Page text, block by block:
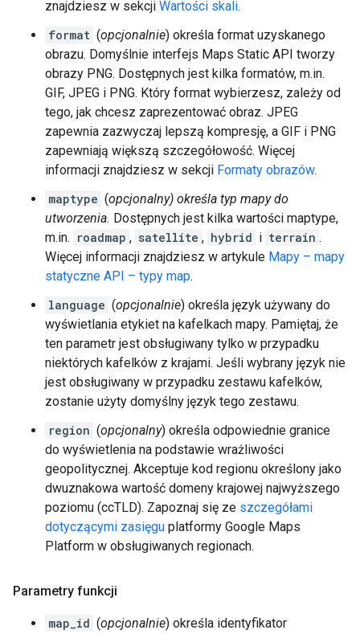
znajdziesz w sekcji Wartości skali.
format (opcjonalnie) określa format uzyskanego
obrazu. Domyślnie interfejs Maps Static API tworzy
obrazy PNG. Dostępnych jest kilka formatów, m.in.
GIF, JPEG i PNG. Który format wybierzesz, zależy od
tego, jak chcesz zaprezentować obraz. JPEG
zapewnia zazwyczaj lepszą kompresję, a GIF i PNG
zapewniają większą szczegółowość. Więcej
informacji znajdziesz w sekcji Formaty obrazów.
maptype (opcjonalny) określa typ mapy do
utworzenia. Dostępnych jest kilka wartości maptype,
m.in. roadmap , satellite , hybrid i terrain .
Więcej informacji znajdziesz w artykule Mapy – mapy
statyczne API – typy map.
language (opcjonalnie) określa język używany do
wyświetlania etykiet na kafelkach mapy. Pamiętaj, że
ten parametr jest obsługiwany tylko w przypadku
niektórych kafelków z krajami. Jeśli wybrany język nie
jest obsługiwany w przypadku zestawu kafelków,
zostanie użyty domyślny język tego zestawu.
region (opcjonalny) określa odpowiednie granice
do wyświetlenia na podstawie wrażliwości
geopolitycznej. Akceptuje kod regionu określony jako
dwuznakowa wartość domeny krajowej najwyższego
poziomu (ccTLD). Zapoznaj się ze szczegółami
dotyczącymi zasięgu platformy Google Maps
Platform w obsługiwanych regionach.
Parametry funkcji
map_id (opcjonalnie) określa identyfikator